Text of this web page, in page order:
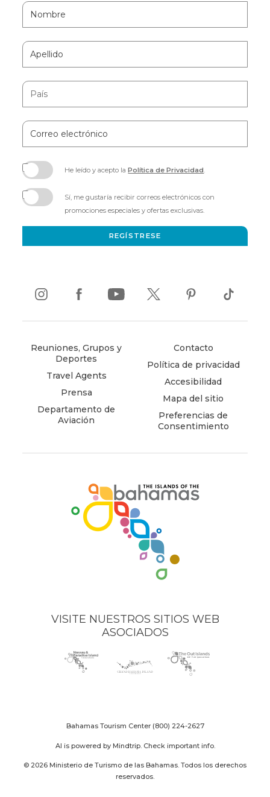
Hidden
Field
Nombre
Apellido
País
Correo
electrónico
He leído y acepto laPolítica de Privacidad
in
new
.
Sí, me gustaría recibir correos electrónicos con
promociones especiales y ofertas exclusivas.
REGÍSTRESE
Reuniones, Grupos y
Deportes
Travel Agents
Prensa
Departamento de
Aviación
new
Contacto
Política de privacidad
Accesibilidad
Mapa del sitio
Preferencias de
Consentimiento
in
window)
in
window)
in
window)
in
window)
in
window)
in
window)
VISITE NUESTROS SITIOS WEB
ASOCIADOS
Nassau
Paradise
(opens
in
Grand
Bahama
(opens
in
The
Out
(opens
Bahamas Tourism Center (800) 224-2627
AI is powered by Mindtrip. Check important info.
© 2026 Ministerio de Turismo de las Bahamas. Todos los derechos
reservados.